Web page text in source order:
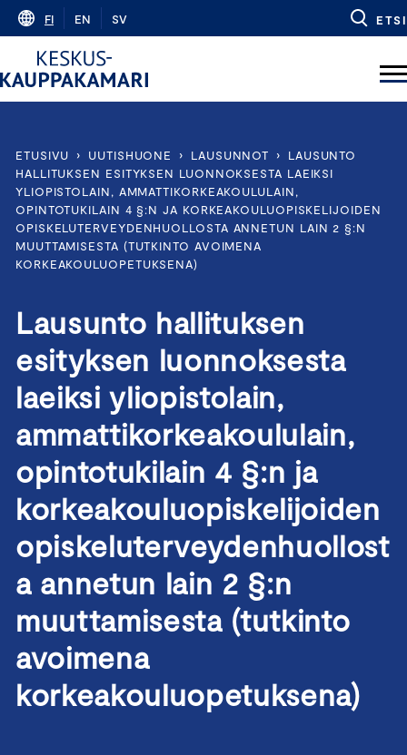
Skip
content
FI EN SV ETSI
ETUSIVU › UUTISHUONE › LAUSUNNOT ›
LAUSUNTO
HALLITUKSEN ESITYKSEN LUONNOKSESTA LAEIKSI
YLIOPISTOLAIN, AMMATTIKORKEAKOULULAIN,
OPINTOTUKILAIN 4 §:N JA KORKEAKOULUOPISKELIJOIDEN
OPISKELUTERVEYDENHUOLLOSTA ANNETUN LAIN 2 §:N
MUUTTAMISESTA (TUTKINTO AVOIMENA
KORKEAKOULUOPETUKSENA)
Lausunto hallituksen
esityksen luonnoksesta
laeiksi yliopistolain,
ammattikorkeakoululain,
opintotukilain 4 §:n ja
korkeakouluopiskelijoiden
opiskeluterveydenhuollost
a annetun lain 2 §:n
muuttamisesta (tutkinto
avoimena
korkeakouluopetuksena)